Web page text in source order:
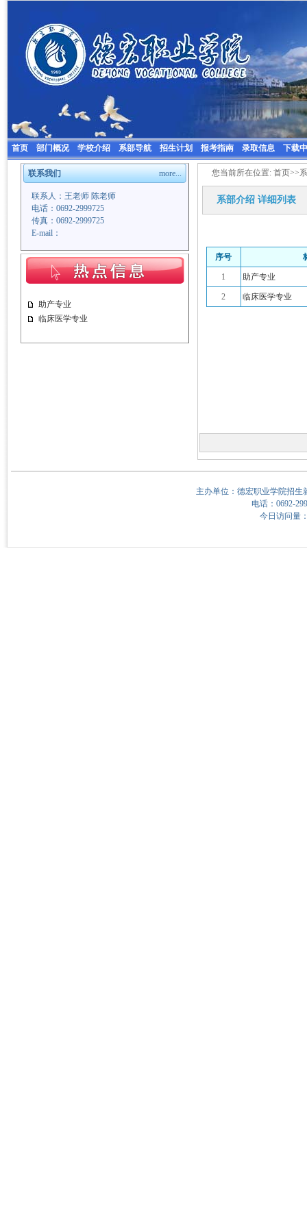
首页 部门概况 学校介绍 系部导航 招生计划 报考指南 录取信息 下载
联系我们 more...
联系人：王老师 陈老师
电话：0692-2999725
传真：0692-2999725
E-mail：
助产专业
临床医学专业
您当前所在位置: 首页>>
系部介绍详细列表
序号
1 助产专业
2 临床医学专业
主办单位：德宏职业学院招生
电话：0692-
今日访问量